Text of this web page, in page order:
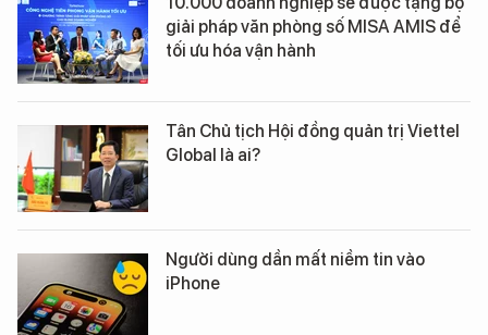
giải pháp văn phòng số MISA AMIS để
tối ưu hóa vận hành
Tân Chủ tịch Hội đồng quản trị Viettel
Global là ai?
Người dùng dần mất niềm tin vào
iPhone